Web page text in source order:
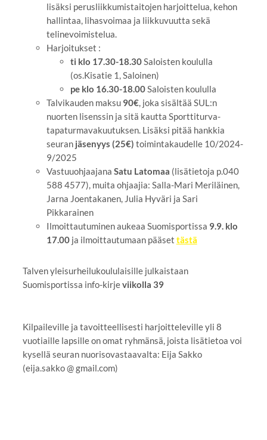
lisäksi perusliikkumistaitojen harjoittelua, kehon
hallintaa, lihasvoimaa ja liikkuvuutta sekä
telinevoimistelua.
Harjoitukset :
ti klo 17.30-18.30Saloisten koululla
(os.Kisatie 1, Saloinen)
pe klo 16.30-18.00Saloisten koululla
Talvikauden maksu 90€, joka sisältää SUL:n
nuorten lisenssin ja sitä kautta Sporttiturva-
tapaturmavakuutuksen. Lisäksi pitää hankkia
seuran jäsenyys (25€) toimintakaudelle 10/2024-
9/2025
Vastuuohjaajana Satu Latomaa (lisätietoja p.040
588 4577), muita ohjaajia: Salla-Mari Meriläinen,
Jarna Joentakanen, Julia Hyväri ja Sari
Pikkarainen
Ilmoittautuminen aukeaa Suomisportissa 9.9. klo
17.00ja ilmoittautumaan pääset tästä
Talven yleisurheilukoululaisille julkaistaan
Suomisportissa info-kirjeviikolla 39
Kilpaileville ja tavoitteellisesti harjoitteleville yli 8
vuotiaille lapsille on omat ryhmänsä, joista lisätietoa voi
kysellä seuran nuorisovastaavalta: Eija Sakko
(eija.sakko @ gmail.com)